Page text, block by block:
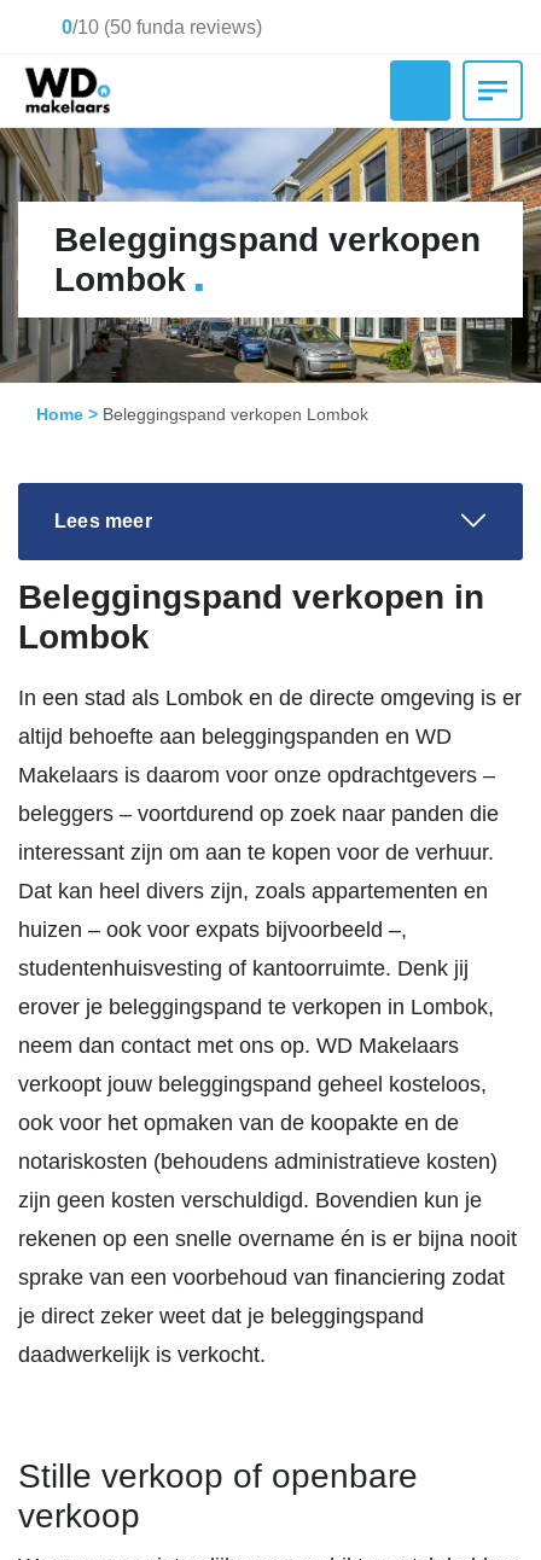
0/10 (50 funda reviews)
Beleggingspand verkopen
Lombok .
Home > Beleggingspand verkopen Lombok
Lees meer
Beleggingspand verkopen in
Lombok
In een stad als Lombok en de directe omgeving is er
altijd behoefte aan beleggingspanden en WD
Makelaars is daarom voor onze opdrachtgevers –
beleggers – voortdurend op zoek naar panden die
interessant zijn om aan te kopen voor de verhuur.
Dat kan heel divers zijn, zoals appartementen en
huizen – ook voor expats bijvoorbeeld –,
studentenhuisvesting of kantoorruimte. Denk jij
erover je beleggingspand te verkopen in Lombok,
neem dan contact met ons op. WD Makelaars
verkoopt jouw beleggingspand geheel kosteloos,
ook voor het opmaken van de koopakte en de
notariskosten (behoudens administratieve kosten)
zijn geen kosten verschuldigd. Bovendien kun je
rekenen op een snelle overname én is er bijna nooit
sprake van een voorbehoud van financiering zodat
je direct zeker weet dat je beleggingspand
daadwerkelijk is verkocht.
Stille verkoop of openbare
verkoop